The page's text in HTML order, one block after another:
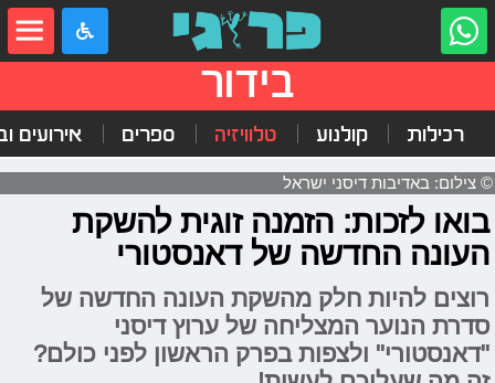
בידור
רכילות קולנוע טלוויזיה ספרים אירועים
© צילום: באדיבות דיסני ישראל
בואו לזכות: הזמנה זוגית להשקת
העונה החדשה של דאנסטורי
רוצים להיות חלק מהשקת העונה החדשה של
סדרת הנוער המצליחה של ערוץ דיסני
"דאנסטורי" ולצפות בפרק הראשון לפני כולם?